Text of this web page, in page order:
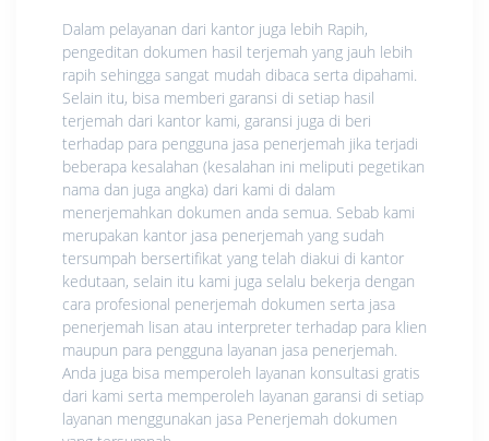
Dalam pelayanan dari kantor juga lebih Rapih,
pengeditan dokumen hasil terjemah yang jauh lebih
rapih sehingga sangat mudah dibaca serta dipahami.
Selain itu, bisa memberi garansi di setiap hasil
terjemah dari kantor kami, garansi juga di beri
terhadap para pengguna jasa penerjemah jika terjadi
beberapa kesalahan (kesalahan ini meliputi pegetikan
nama dan juga angka) dari kami di dalam
menerjemahkan dokumen anda semua. Sebab kami
merupakan kantor jasa penerjemah yang sudah
tersumpah bersertifikat yang telah diakui di kantor
kedutaan, selain itu kami juga selalu bekerja dengan
cara profesional penerjemah dokumen serta jasa
penerjemah lisan atau interpreter terhadap para klien
maupun para pengguna layanan jasa penerjemah.
Anda juga bisa memperoleh layanan konsultasi gratis
dari kami serta memperoleh layanan garansi di setiap
layanan menggunakan jasa Penerjemah dokumen